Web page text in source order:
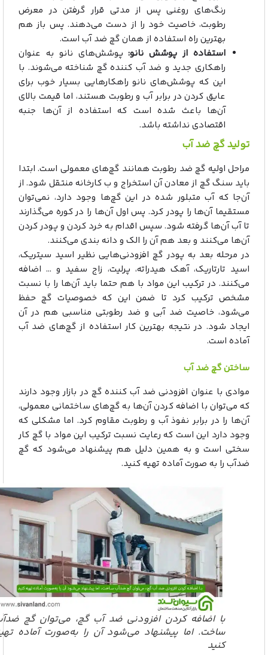
رنگ‌های روغنی پس از مدتی قرار گرفتن در معرض
رطوبت، خاصیت خود را از دست می‌دهند. پس باز هم
بهترین راه استفاده از همان گچ ضد آب است.
استفاده از پوشش نانو:پوشش‌های نانو به عنوان
راهکاری جدید و ضد آب کننده گچ شناخته می‌شوند. با
این که پوشش‌های نانو راهکارهایی بسیار خوب برای
عایق کردن در برابر آب و رطوبت هستند، اما قیمت بالای
آن‌ها باعث شده است که استفاده از آن‌ها جنبه
اقتصادی نداشته باشد.
تولید گچ ضد آب
مراحل اولیه گچ ضد رطوبت همانند گچ‌های معمولی است. ابتدا
باید سنگ گچ از معادن آن استخراج و ب کارخانه منتقل شود. از
آن‌جا که آب متبلور شده در این گچ‌ها وجود دارد، نمی‌توان
مستقیما آن‌ها را پودر کرد. پس اول آن‌ها را در کوره می‌گذارند
تا آب آن‌ها گرفته شود. سپس اقدام به خرد کردن و پودر کردن
آن‌ها می‌کنند و بعد هم آن را الک و دانه بندی می‌کنند.
در مرحله بعد به پودر گچ افزودنی‌هایی نظیر اسید سیتریک،
اسید تارتاریک، آهک هیدراته، پرلیت، زاج سفید و … اضافه
می‌کنند. در ترکیب این مواد با هم حتما باید آن‌ها را با نسبت
مشخص ترکیب کرد تا ضمن این که خصوصیات گچ حفظ
می‌شود، خاصیت ضد آبی و ضد رطوبتی مناسبی هم در آن
ایجاد شود. در نتیجه بهترین کار استفاده از گچ‌های ضد آب
آماده است.
ساختن گچ ضد آب
موادی با عنوان افزودنی ضد آب کننده گچ در بازار وجود دارند
که می‌توان با اضافه کردن آن‌ها به گچ‌های ساختمانی معمولی،
آن‌ها را در برابر نفوذ آب و رطوبت مقاوم کرد. اما مشکلی که
وجود دارد این است که رعایت نسبت ترکیب این مواد با گچ کار
سختی است و به همین دلیل هم پیشنهاد می‌شود که گچ
ضدآب را به صورت آماده تهیه کنید.
با اضافه کردن افزودنی ضد آب گچ، می‌توان گچ ضدآب
ساخت. اما پیشنهاد می‌شود آن را به‌صورت آماده تهیه
کنید